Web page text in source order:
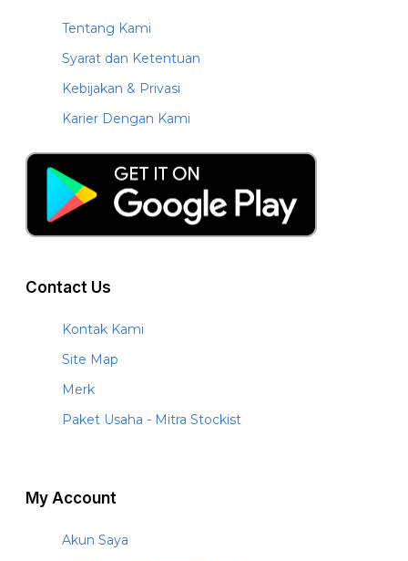
Tentang Kami
Syarat dan Ketentuan
Kebijakan & Privasi
Karier Dengan Kami
Contact Us
Kontak Kami
Site Map
Merk
Paket Usaha - Mitra Stockist
My Account
Akun Saya